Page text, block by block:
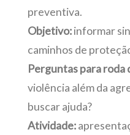
preventiva.
Objetivo:informar
caminhos de
Perguntas para roda
violência além da
buscar ajuda?
Atividade: